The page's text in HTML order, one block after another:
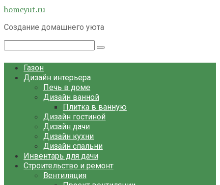
Перейти
контенту
homeyut.ru
Создание домашнего уюта
Газон
Дизайн интерьера
Печь в доме
Дизайн ванной
Плитка в ванную
Дизайн гостиной
Дизайн дачи
Дизайн кухни
Дизайн спальни
Инвентарь для дачи
Строительство и ремонт
Вентиляция